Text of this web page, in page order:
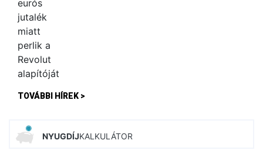
TOVÁBBI HÍREK >
NYUGDÍJKALKULÁTOR